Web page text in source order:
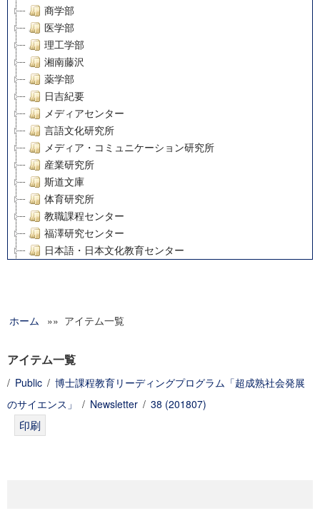
商学部
医学部
理工学部
湘南藤沢
薬学部
日吉紀要
メディアセンター
言語文化研究所
メディア・コミュニケーション研究所
産業研究所
斯道文庫
体育研究所
教職課程センター
福澤研究センター
日本語・日本文化教育センター
グローバルリサーチインスティテュート
科学研究費補助金研究成果報告書
慶應義塾大学グローバルCOEプログラム市民社会ガバナンス
慶應義塾大学グローバルCOEプログラム論理と感性の先端的
学術雑誌掲載論文等(8)
ホーム »» アイテム一覧
アイテム一覧
/ Public / 博士課程教育リーディングプログラム「超成熟社会発展
のサイエンス」
/ Newsletter / 38 (201807)